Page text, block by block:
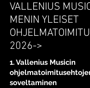
VALLENIUS
MENIN YLEISET
2026->
1. Vallenius Musicin
soveltaminen